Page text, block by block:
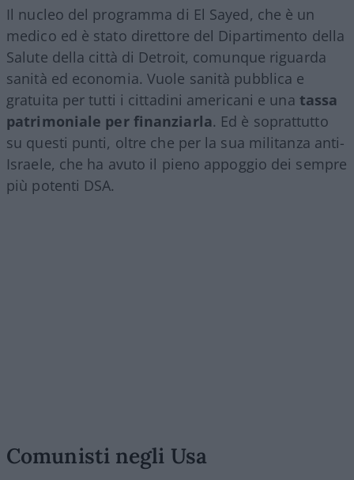
Il nucleo del programma di El Sayed, che è un
medico ed è stato direttore del Dipartimento della
Salute della città di Detroit, comunque riguarda
sanità ed economia. Vuole sanità pubblica e
gratuita per tutti i cittadini americani e una tassa
patrimoniale per finanziarla. Ed è soprattutto
su questi punti, oltre che per la sua militanza anti-
Israele, che ha avuto il pieno appoggio dei sempre
più potenti DSA.
Comunisti negli Usa